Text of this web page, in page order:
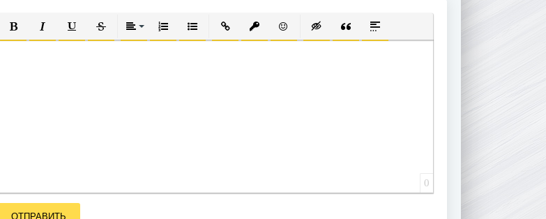
ПОЛУЖИРНЫЙ
КУРСИВПОДЧЕРКНУТЫЙ
ЗАЧЕРКНУТЫЙВЫРАВНИВАНИЕ
НУМЕРОВАННЫЙ СПИСОК
МАРКИРОВАННЫЙ СПИСОК
ВСТАВИТЬ ССЫЛКУ
ВСТАВИТЬ ЗАЩИЩЕННУЮ ССЫЛКУ
ВСТАВИТЬ СМАЙЛИК
ВСТАВКА СКРЫТОГО ТЕКСТА
ВСТАВКА ЦИТАТЫ
ВСТАВКА СПОЙЛЕРА
0
ОТПРАВИТЬ